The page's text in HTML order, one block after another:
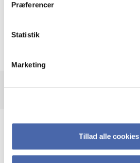
Præferencer
Statistik
Marketing
Tillad alle cookies
Krigen i Ukraine